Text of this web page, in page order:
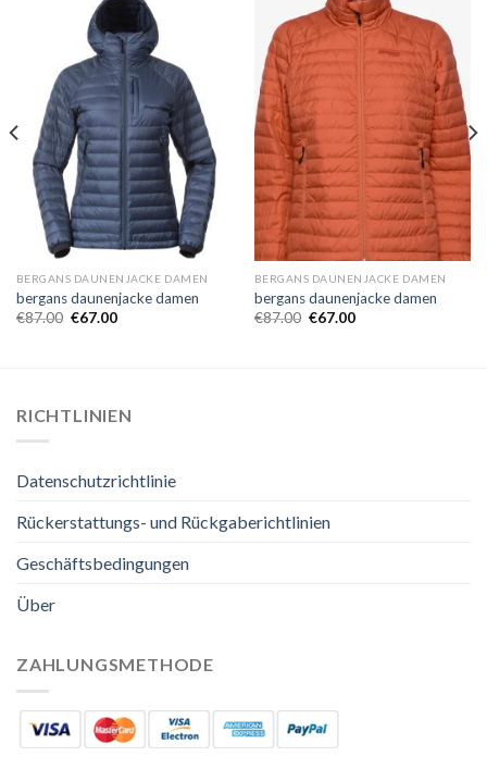
BERGANS DAUNENJACKE DAMEN
bergans daunenjacke damen
€87.00 €67.00
BERGANS DAUNENJACKE DAMEN
bergans daunenjacke damen
€87.00 €67.00
RICHTLINIEN
Datenschutzrichtlinie
Rückerstattungs- und Rückgaberichtlinien
Geschäftsbedingungen
Über
ZAHLUNGSMETHODE